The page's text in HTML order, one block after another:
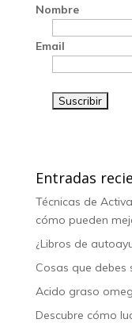
Nombre
Email
Entradas
Técnicas de
cómo pueden
¿Libros de
Cosas que debes
Acido graso
Descubre cómo